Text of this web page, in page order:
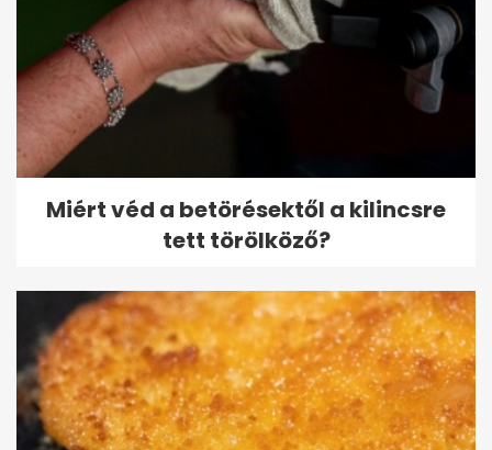
Miért véd a betörésektől a kilincsre
tett törölköző?